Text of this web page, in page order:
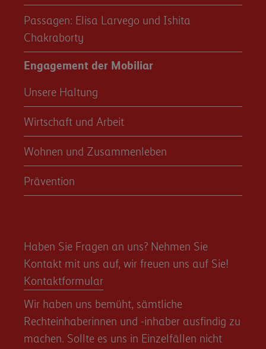
Passagen: Elisa Larvego und Ishita
Chakraborty
Engagement der Mobiliar
Unsere Haltung
Wirtschaft und Arbeit
Wohnen und Zusammenleben
Prävention
Haben Sie Fragen an uns? Nehmen Sie
Kontakt mit uns auf, wir freuen uns auf Sie!
Kontaktformular
Wir haben uns bemüht, sämtliche
Rechteinhaberinnen und -inhaber ausfindig zu
machen. Sollte es uns in Einzelfällen nicht